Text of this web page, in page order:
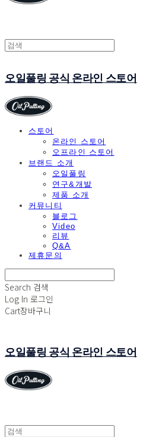
오일풀링 공식 온라인 스토어
스토어
온라인 스토어
오프라인 스토어
브랜드 소개
오일풀링
연구&개발
제품 소개
커뮤니티
블로그
Video
리뷰
Q&A
제휴문의
Search 검색
Log In 로그인
Cart장바구니
오일풀링 공식 온라인 스토어